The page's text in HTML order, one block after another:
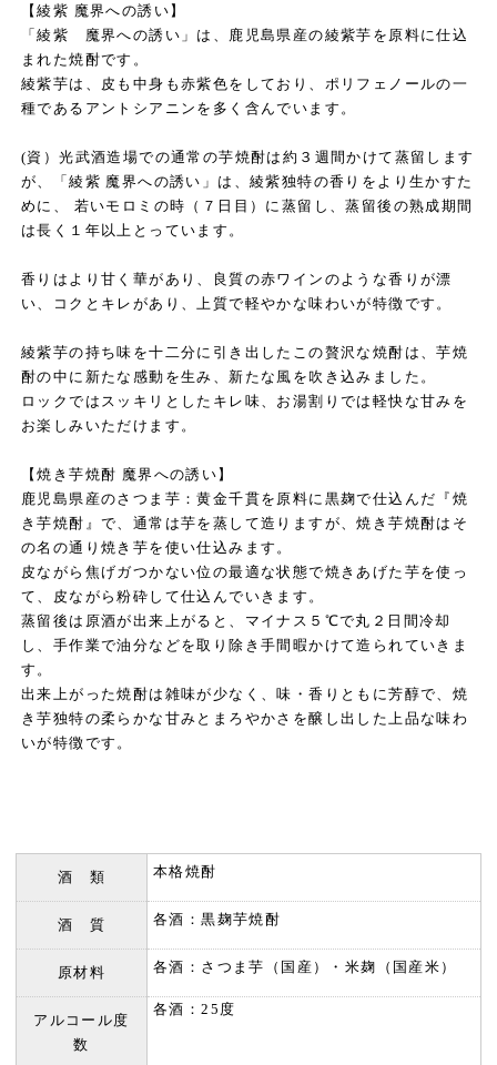
【綾紫 魔界への誘い】
「綾紫 魔界への誘い」は、鹿児島県産の綾紫芋を原料に仕込
まれた焼酎です。
綾紫芋は、皮も中身も赤紫色をしており、ポリフェノールの一
種であるアントシアニンを多く含んでいます。
(資）光武酒造場での通常の芋焼酎は約３週間かけて蒸留します
が、「綾紫 魔界への誘い」は、綾紫独特の香りをより生かすた
めに、 若いモロミの時（７日目）に蒸留し、蒸留後の熟成期間
は長く１年以上とっています。
香りはより甘く華があり、良質の赤ワインのような香りが漂
い、コクとキレがあり、上質で軽やかな味わいが特徴です。
綾紫芋の持ち味を十二分に引き出したこの贅沢な焼酎は、芋焼
酎の中に新たな感動を生み、新たな風を吹き込みました。
ロックではスッキリとしたキレ味、お湯割りでは軽快な甘みを
お楽しみいただけます。
【焼き芋焼酎 魔界への誘い】
鹿児島県産のさつま芋：黄金千貫を原料に黒麹で仕込んだ『焼
き芋焼酎』で、通常は芋を蒸して造りますが、焼き芋焼酎はそ
の名の通り焼き芋を使い仕込みます。
皮ながら焦げガつかない位の最適な状態で焼きあげた芋を使っ
て、皮ながら粉砕して仕込んでいきます。
蒸留後は原酒が出来上がると、マイナス５℃で丸２日間冷却
し、手作業で油分などを取り除き手間暇かけて造られていきま
す。
出来上がった焼酎は雑味が少なく、味・香りともに芳醇で、焼
き芋独特の柔らかな甘みとまろやかさを醸し出した上品な味わ
いが特徴です。
酒 類 本格焼酎
酒 質 各酒：黒麹芋焼酎
原材料 各酒：さつま芋（国産）・米麹（国産米）
アルコール度
数
各酒：25度